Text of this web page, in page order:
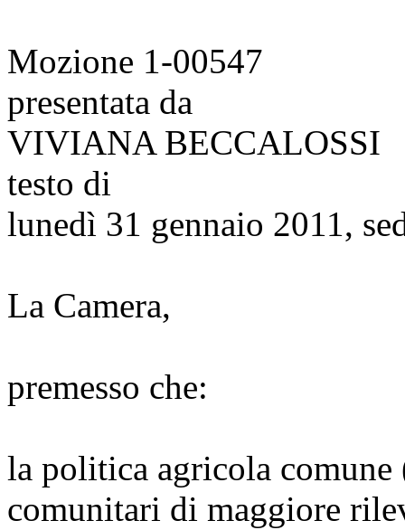
Mozione 1-00547
presentata da
VIVIANA BECCALOSSI
testo di
lunedì 31 gennaio 2011,
La Camera,
premesso che:
la politica agricola
comunitari di maggiore